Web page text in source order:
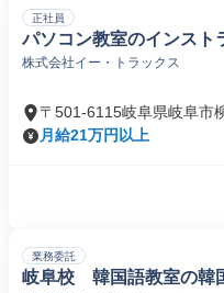
正社員
パソコン教室のインスト
株式会社イー・トラックス
〒501-6115岐阜県岐阜市
月給21万円以上
業務委託
岐阜校 韓国語教室の韓